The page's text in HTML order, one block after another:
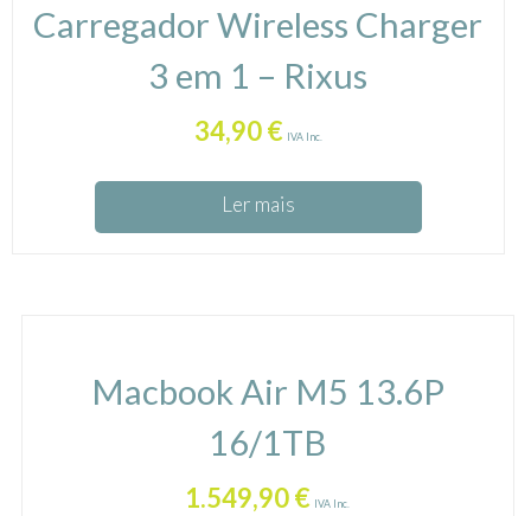
Carregador Wireless Charger
3 em 1 – Rixus
34,90€ IVA Inc.
Ler mais
Macbook Air M5 13.6P
16/1TB
1.549,90€ IVA Inc.